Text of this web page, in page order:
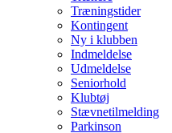
Træningstider
Kontingent
Ny i klubben
Indmeldelse
Udmeldelse
Seniorhold
Klubtøj
Stævnetilmelding
Parkinson